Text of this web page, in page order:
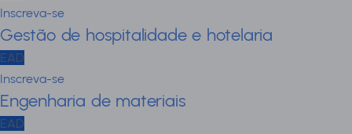
Inscreva-se
Gestão de hospitalidade e hotelaria
EAD
Inscreva-se
Engenharia de materiais
EAD